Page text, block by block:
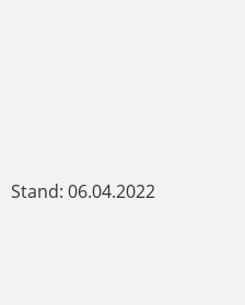
Stand: 06.04.2022